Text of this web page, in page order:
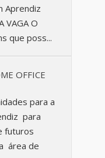
Aprendiz
VAGA O
que poss...
OFFICE
para a
para
futuros
área de